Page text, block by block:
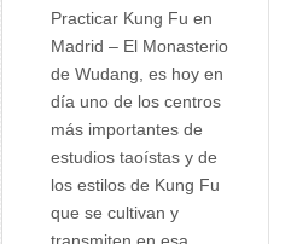
Practicar Kung Fu en
Madrid – El Monasterio
de Wudang, es hoy en
día uno de los centros
más importantes de
estudios taoístas y de
los estilos de Kung Fu
que se cultivan y